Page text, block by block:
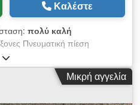
Καλέστε
πολύ καλή
Πνευματική πίεση
S Dxe Agfjha
Μικρή αγγελία